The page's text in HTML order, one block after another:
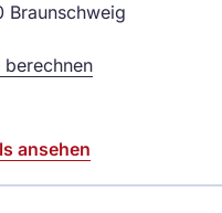
Braunschweig
berechnen
ansehen